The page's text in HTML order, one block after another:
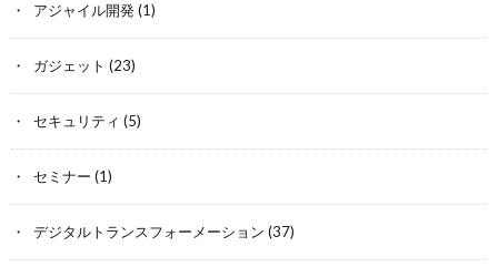
アジャイル開発(1)
ガジェット (23)
セキュリティ (5)
セミナー (1)
デジタルトランスフォーメーション (37)